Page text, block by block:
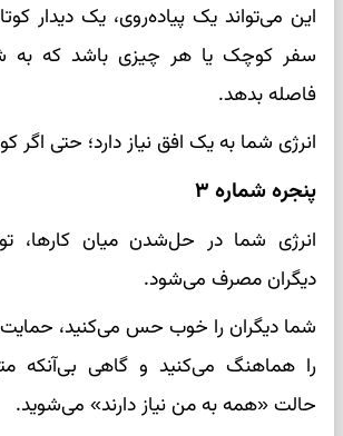
این می‌تواند یک پیاده‌روی، یک دیدار
سفر کوچک یا هر چیزی باشد که
فاصله بدهد.
انرژی شما به یک افق نیاز دارد؛ حتی
پنجره شماره ۳
انرژی شما در حل‌شدن میان کارها،
دیگران مصرف می‌شود.
شما دیگران را خوب حس می‌کنید، حمایت
را هماهنگ می‌کنید و گاهی بی‌آنکه
حالت «همه به من نیاز دارند» می‌شوید.